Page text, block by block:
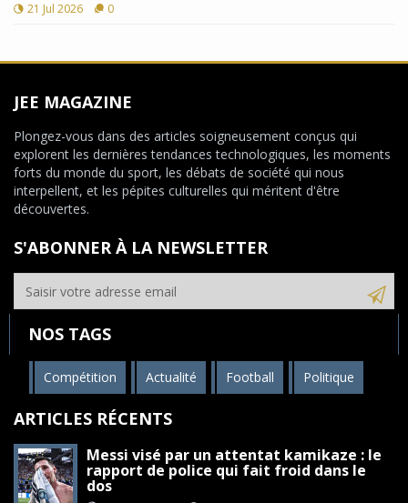
21 Jul 2026 0
JEE MAGAZINE
Plongez-vous dans des articles soigneusement conçus qui
explorent les dernières tendances technologiques, les moments
forts du monde du sport, les débats de société qui nous
interpellent, et les pépites culturelles qui méritent d'être
découvertes.
S'ABONNER À LA NEWSLETTER
NOS TAGS
Compétition Actualité Football Politique
ARTICLES RÉCENTS
Messi visé par un attentat kamikaze : le
rapport de police qui fait froid dans le
dos